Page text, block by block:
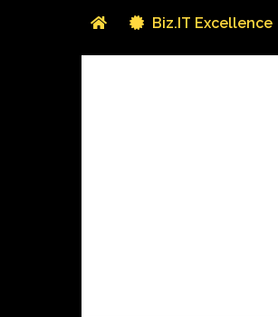
Biz.IT Excellence